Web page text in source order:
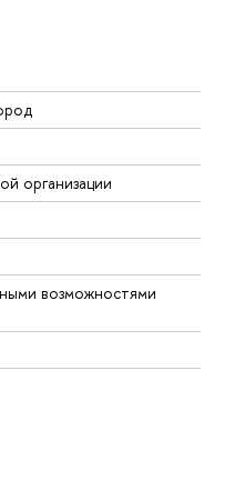
организации
возможностями